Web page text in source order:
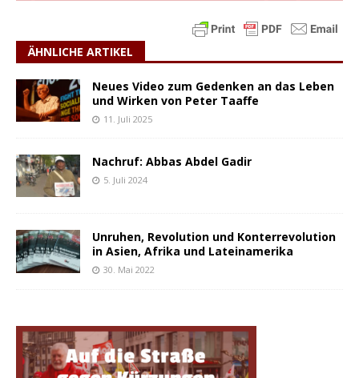
ÄHNLICHE ARTIKEL
Neues Video zum Gedenken an das Leben
und Wirken von Peter Taaffe
11. Juli 2025
Nachruf: Abbas Abdel Gadir
5. Juli 2024
Unruhen, Revolution und Konterrevolution
in Asien, Afrika und Lateinamerika
30. Mai 2022